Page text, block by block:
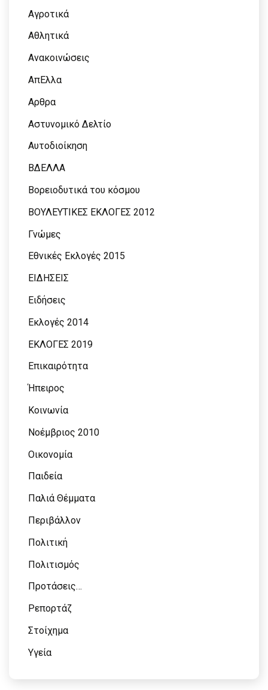
Αγροτικά
Αθλητικά
Ανακοινώσεις
ΑπΕλλα
Αρθρα
Αστυνομικό Δελτίο
Αυτοδιοίκηση
ΒΔΕΛΛΑ
Βορειοδυτικά του κόσμου
ΒΟΥΛΕΥΤΙΚΕΣ ΕΚΛΟΓΕΣ 2012
Γνώμες
Εθνικές Εκλογές 2015
ΕΙΔΗΣΕΙΣ
Ειδήσεις
Εκλογές 2014
ΕΚΛΟΓΕΣ 2019
Επικαιρότητα
Ήπειρος
Κοινωνία
Νοέμβριος 2010
Οικονομία
Παιδεία
Παλιά Θέμματα
Περιβάλλον
Πολιτική
Πολιτισμός
Προτάσεις…
Ρεπορτάζ
Στοίχημα
Υγεία